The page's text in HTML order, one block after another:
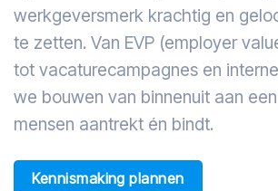
werkgeversmerk krachtig en
te zetten. Van EVP (employer
tot vacaturecampagnes en
we bouwen van binnenuit aan
mensen aantrekt én bindt.
Kennismaking plannen